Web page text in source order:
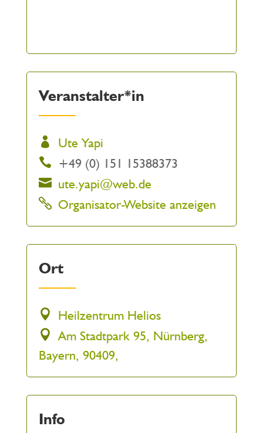
Veranstalter*in
Ute Yapi
+49 (0) 151 15388373
ute.yapi@web.de
Organisator-Website anzeigen
Ort
Heilzentrum Helios
Am Stadtpark 95, Nürnberg,
Bayern, 90409,
Info